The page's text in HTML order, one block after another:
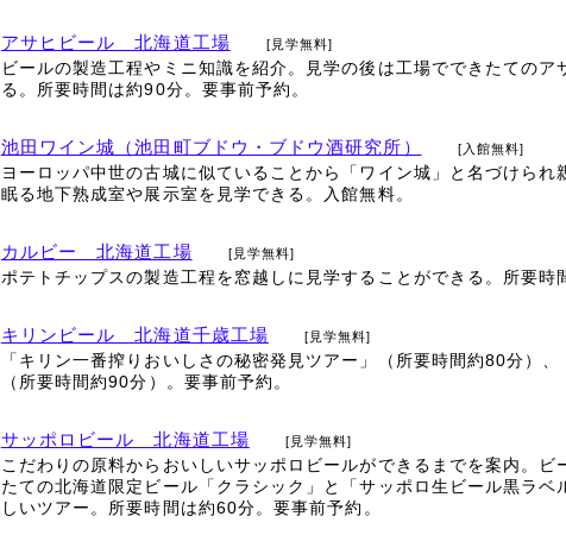
アサヒビール 北海道工場 [見学無料]
ビールの製造工程やミニ知識を紹介。見学の後は工場でできたてのア
る。所要時間は約90分。要事前予約。
池田ワイン城（池田町ブドウ・ブドウ酒研究所） [入館無料]
ヨーロッパ中世の古城に似ていることから「ワイン城」と名づけられ
眠る地下熟成室や展示室を見学できる。入館無料。
カルビー 北海道工場 [見学無料]
ポテトチップスの製造工程を窓越しに見学することができる。所要時
キリンビール 北海道千歳工場 [見学無料]
「キリン一番搾りおいしさの秘密発見ツアー」（所要時間約80分）、
（所要時間約90分）。要事前予約。
サッポロビール 北海道工場 [見学無料]
こだわりの原料からおいしいサッポロビールができるまでを案内。ビ
たての北海道限定ビール「クラシック」と「サッポロ生ビール黒ラベ
しいツアー。所要時間は約60分。要事前予約。